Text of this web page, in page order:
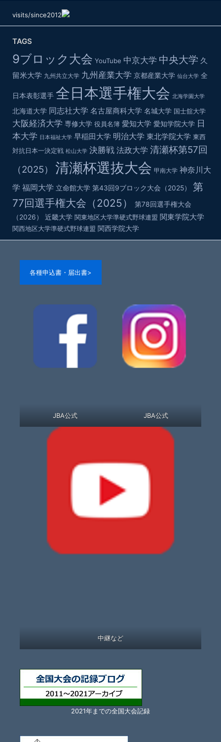
visits/since2012
TAGS
9ブロック大会 YouTube 中京大学 中央大学 久
留米大学 九州共立大学 九州産業大学 京都産業大学 仙台大学 全
日本表彰選手 全日本選手権大会 北海学園大学
北海道大学 同志社大学 名古屋商科大学 名城大学 国士舘大学
大阪経済大学 専修大学 役員名簿 愛知大学 愛知学院大学 日
本大学 日本福祉大学 早稲田大学 明治大学 東北学院大学 東西
対抗日本一決定戦 松山大学 決勝戦 法政大学 清瀬杯第57回
（2025）
清瀬杯選抜大会 甲南大学 神奈川大
学 福岡大学 立命館大学 第43回9ブロック大会（2025）
第
77回選手権大会（2025）
第78回選手権大会
（2026）
近畿大学 関東地区大学準硬式野球連盟 関東学院大学
関西地区大学準硬式野球連盟 関西学院大学
各種申込書・届出書>
JBA公式 JBA公式
中継など
2021年までの全国大会記録